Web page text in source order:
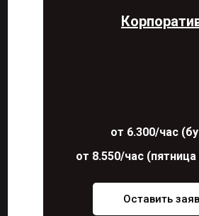
от 6.300/час
от 8.550/час
Оставить